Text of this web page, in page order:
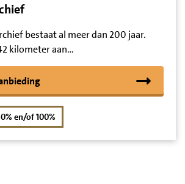
bestaat al meer dan 200 jaar.
kilometer aan…
en/of 100%